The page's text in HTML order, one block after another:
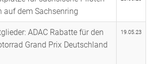
auf dem Sachsenring
ADAC Rabatte für den
Grand Prix Deutschland
19.05.23